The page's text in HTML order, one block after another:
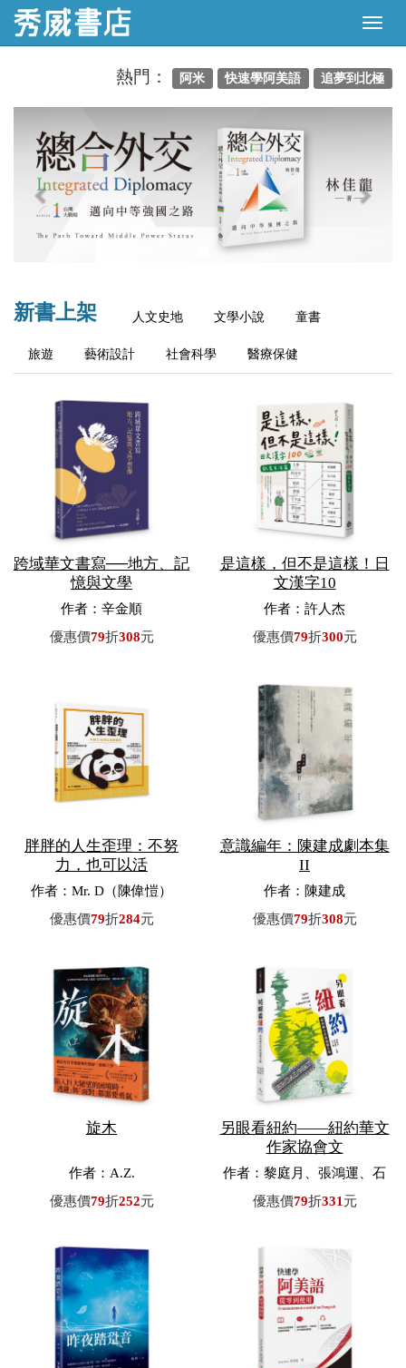
熱門： 阿米 快速學阿美語 追夢到北極
新書上架 人文史地 文學小說 童書
旅遊 藝術設計 社會科學 醫療保健
跨域華文書寫──地方、記
憶與文學
作者：辛金順
優惠價79折308元
是這樣，但不是這樣！日
文漢字10
作者：許人杰
優惠價79折300元
胖胖的人生歪理：不努
力，也可以活
作者：Mr. D（陳偉愷）
優惠價79折284元
意識編年：陳建成劇本集
II
作者：陳建成
優惠價79折308元
旋木
作者：A.Z.
優惠價79折252元
另眼看紐約——紐約華文
作家協會文
作者：黎庭月、張鴻運、石
文珊／主編
優惠價79折331元